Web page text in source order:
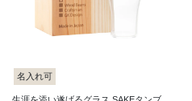
名入れ可